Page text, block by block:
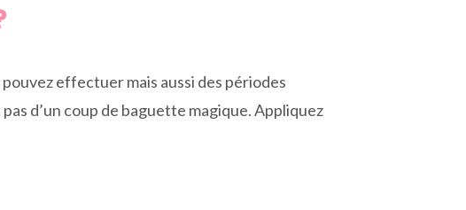
effectuer mais aussi des périodes
d’un coup de baguette magique. Appliquez